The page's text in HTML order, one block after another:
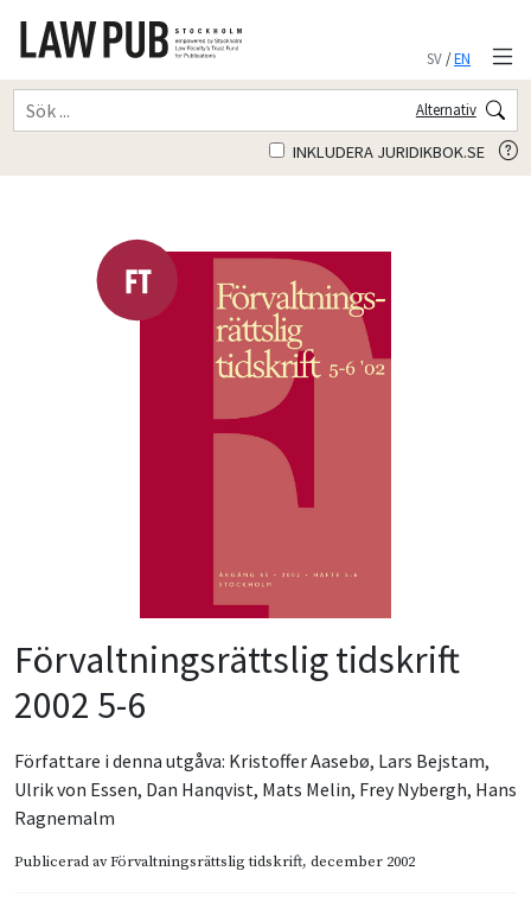
SV/EN
Alternativ
INKLUDERA JURIDIKBOK.SE
Förvaltningsrättslig tidskrift
2002 5-6
Författare i denna utgåva: Kristoffer Aasebø, Lars Bejstam,
Ulrik von Essen, Dan Hanqvist, Mats Melin, Frey Nybergh, Hans
Ragnemalm
Publicerad avFörvaltningsrättslig tidskrift, december 2002